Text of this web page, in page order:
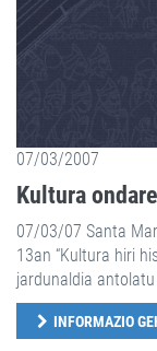
07/03/2007
Kultura
07/03/07 Santa
13an “Kultura hiri
jardunaldia
INFORMAZIO